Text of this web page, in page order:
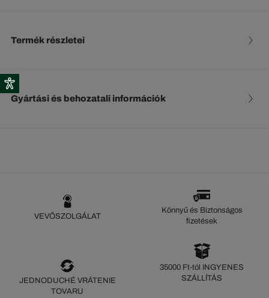
Termék részletei
Gyártási és behozatali információk
VEVŐSZOLGÁLAT
Könnyű és Biztonságos
fizetések
JEDNODUCHÉ VRÁTENIE
TOVARU
35000 Ft-tól INGYENES
SZÁLLÍTÁS